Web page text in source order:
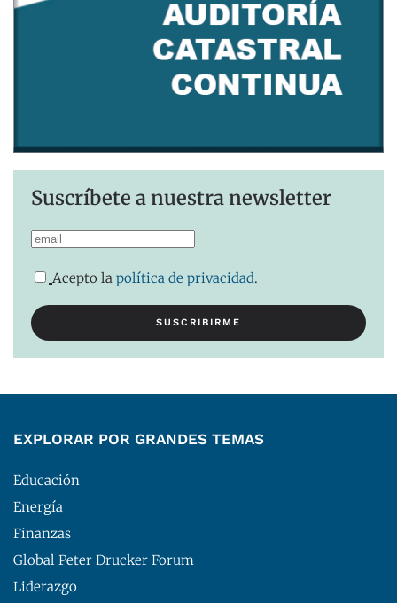
Suscríbete a nuestra newsletter
Acepto la política de privacidad.
EXPLORAR POR GRANDES TEMAS
Educación
Energía
Finanzas
Global Peter Drucker Forum
Liderazgo